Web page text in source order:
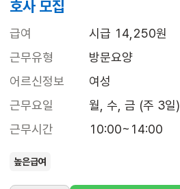
호사 모집
급여
시급 14,250원
근무유형
방문요양
어르신정보
여성
근무요일
월, 수, 금 (주 3일)
근무시간
10:00~14:00
높은급여